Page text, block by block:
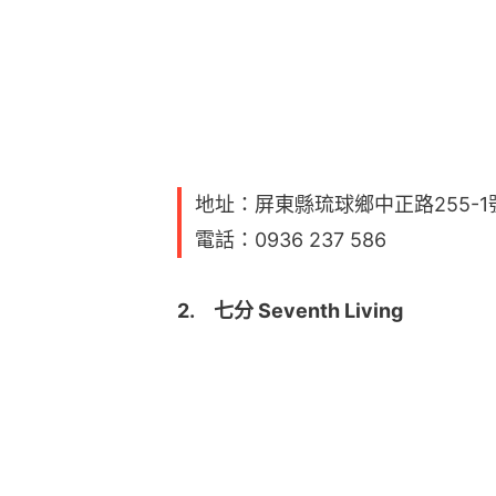
地址：屏東縣琉球鄉中正路255-1
電話：0936 237 586
2.　七分 Seventh Living